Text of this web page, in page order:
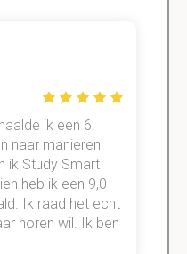
ik een 6.
naar manieren
ik Study Smart
heb ik een 9,0 -
Ik raad het echt
horen wil. Ik ben